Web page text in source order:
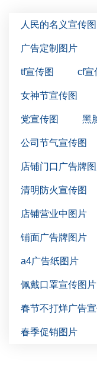
人民的名义宣传图
广告定制图片
tf宣传图 cf宣
女神节宣传图
党宣传图 黑
公司节气宣传图
店铺门口广告牌
清明防火宣传图
店铺营业中图片
铺面广告牌图片
a4广告纸图片
佩戴口罩宣传图片
春节不打烊广告
春季促销图片